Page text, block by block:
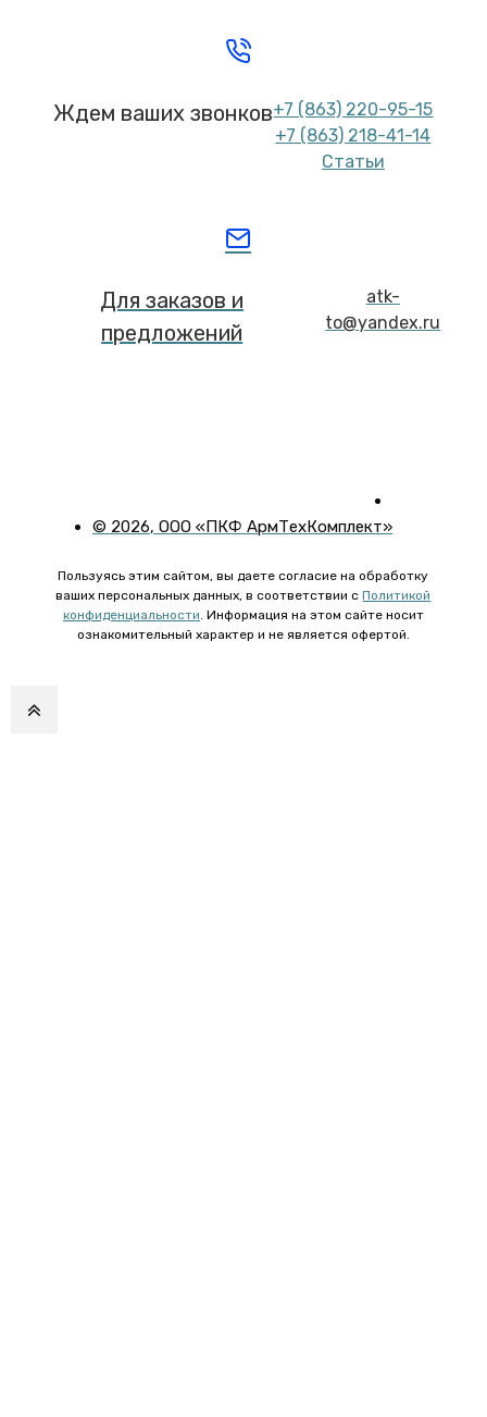
Ждем ваших звонков+7 (863) 220-95-15
+7 (863) 218-41-14
Статьи
Для заказов и
предложений
atk-
to@yandex.ru
© 2026, ООО «ПКФ АрмТехКомплект»
Пользуясь этим сайтом, вы даете согласие на обработку
ваших персональных данных, в соответствии сПолитикой
конфиденциальности. Информация на этом сайте носит
ознакомительный характер и не является офертой.